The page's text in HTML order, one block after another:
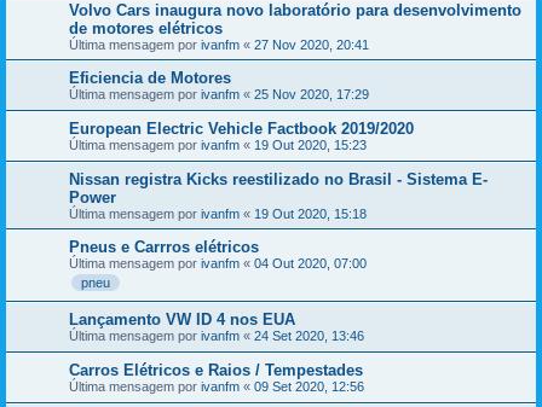
Volvo Cars inaugura novo laboratório para desenvolvimento
de motores elétricos
Última mensagem por ivanfm « 27 Nov 2020, 20:41
Eficiencia de Motores
Última mensagem por ivanfm « 25 Nov 2020, 17:29
European Electric Vehicle Factbook 2019/2020
Última mensagem por ivanfm « 19 Out 2020, 15:23
Nissan registra Kicks reestilizado no Brasil - Sistema E-
Power
Última mensagem por ivanfm « 19 Out 2020, 15:18
Pneus e Carrros elétricos
Última mensagem por ivanfm « 04 Out 2020, 07:00
pneu
Lançamento VW ID 4 nos EUA
Última mensagem por ivanfm « 24 Set 2020, 13:46
Carros Elétricos e Raios / Tempestades
Última mensagem por ivanfm « 09 Set 2020, 12:56